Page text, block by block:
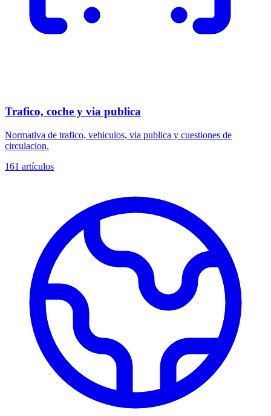
Trafico, coche y via publica
Normativa de trafico, vehiculos, via publica y cuestiones de
circulacion.
161 artículos